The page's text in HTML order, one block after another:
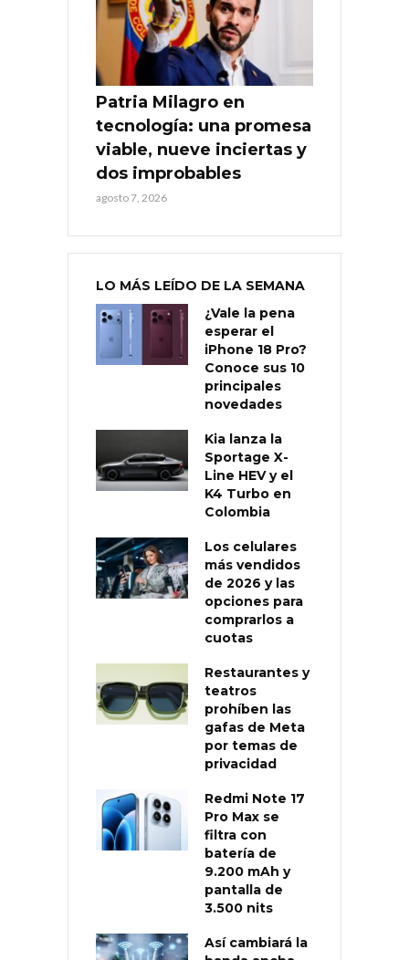
Patria Milagro en
tecnología: una promesa
viable, nueve inciertas y
dos improbables
agosto 7, 2026
LO MÁS LEÍDO DE LA SEMANA
¿Vale la pena
esperar el
iPhone 18 Pro?
Conoce sus 10
principales
novedades
Kia lanza la
Sportage X-
Line HEV y el
K4 Turbo en
Colombia
Los celulares
más vendidos
de 2026 y las
opciones para
comprarlos a
cuotas
Restaurantes y
teatros
prohíben las
gafas de Meta
por temas de
privacidad
Redmi Note 17
Pro Max se
filtra con
batería de
9.200 mAh y
pantalla de
3.500 nits
Así cambiará la